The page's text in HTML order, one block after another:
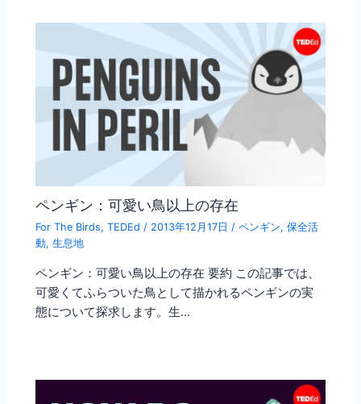
ペンギン：可愛い鳥以上の存在
For The Birds,TEDEd / 2013年12月17日/ペンギン,保全活
動,生息地
ペンギン：可愛い鳥以上の存在 要約 この記事では、
可愛くてふらついた鳥として描かれるペンギンの実
態について探求します。生…